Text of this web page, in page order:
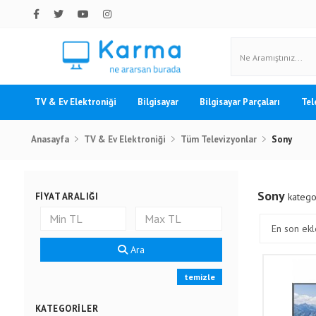
TV & Ev Elektroniği Bilgisayar Bilgisayar Parçaları
Anasayfa TV & Ev Elektroniği Tüm Televizyonlar Sony
FIYAT ARALIĞI
Ara
temizle
KATEGORILER
Sony